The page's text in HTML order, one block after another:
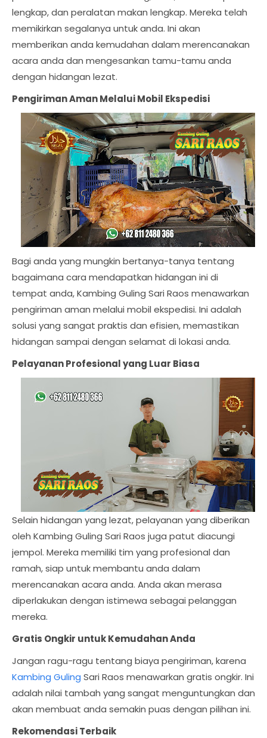
lengkap, dan peralatan makan lengkap. Mereka telah
memikirkan segalanya untuk anda. Ini akan
memberikan anda kemudahan dalam merencanakan
acara anda dan mengesankan tamu-tamu anda
dengan hidangan lezat.
Pengiriman Aman Melalui Mobil Ekspedisi
Bagi anda yang mungkin bertanya-tanya tentang
bagaimana cara mendapatkan hidangan ini di
tempat anda, Kambing Guling Sari Raos menawarkan
pengiriman aman melalui mobil ekspedisi. Ini adalah
solusi yang sangat praktis dan efisien, memastikan
hidangan sampai dengan selamat di lokasi anda.
Pelayanan Profesional yang Luar Biasa
Selain hidangan yang lezat, pelayanan yang diberikan
oleh Kambing Guling Sari Raos juga patut diacungi
jempol. Mereka memiliki tim yang profesional dan
ramah, siap untuk membantu anda dalam
merencanakan acara anda. Anda akan merasa
diperlakukan dengan istimewa sebagai pelanggan
mereka.
Gratis Ongkir untuk Kemudahan Anda
Jangan ragu-ragu tentang biaya pengiriman, karena
Kambing Guling Sari Raos menawarkan gratis ongkir. Ini
adalah nilai tambah yang sangat menguntungkan dan
akan membuat anda semakin puas dengan pilihan ini.
Rekomendasi Terbaik